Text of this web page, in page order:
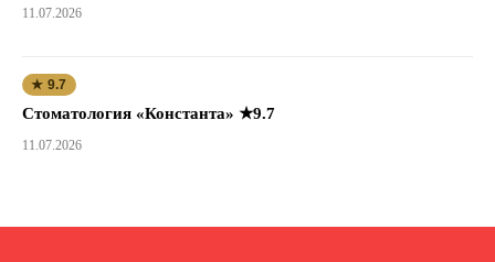
11.07.2026
★ 9.7
Стоматология «Константа» ★9.7
11.07.2026